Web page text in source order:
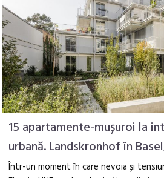
15 apartamente-mușuroi la
urbană. Landskronhof în
Într-un moment în care nevoia și